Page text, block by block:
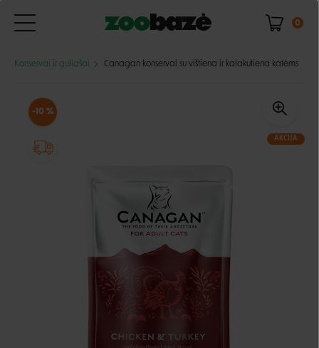
0
Konservai ir guliašai Canagan konservai su vištiena ir kalakutiena katėms
AKCIJA
-10 %